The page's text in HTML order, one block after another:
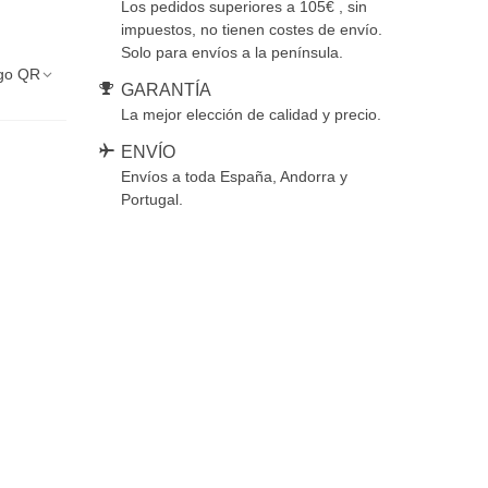
QR
Los pedidos superiores a 105€ , sin
impuestos, no tienen costes de envío.
Solo para envíos a la península.
GARANTÍA
La mejor elección de calidad y precio.
ENVÍO
Envíos a toda España, Andorra y
Portugal.